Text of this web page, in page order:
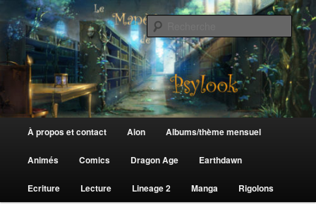
au
contenu
principalLe Manège de Psylook
principal
À propos et contact Aion Albums/thème mensuel
Animés Comics Dragon Age Earthdawn
Ecriture Lecture Lineage 2 Manga Rigolons